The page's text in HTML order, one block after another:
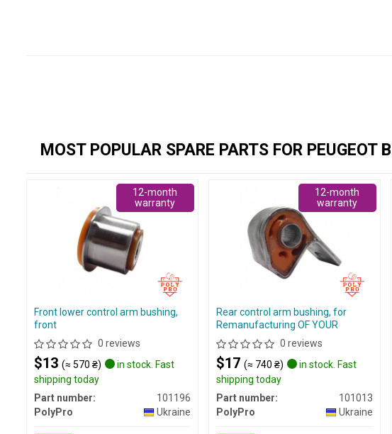
MOST POPULAR SPARE PARTS FOR PEUGEOT
Front lower control arm bushing,
front
0 reviews
$13 (≈ 570 ₴)
in stock. Fast
shipping today
Part number:
101196
PolyPro
Ukraine
12-month
warranty
Rear control arm bushing, for
Remanufacturing OF YOUR
0 reviews
$17 (≈ 740 ₴)
in stock. Fast
shipping today
Part number:
101013
PolyPro
Ukraine
12-month
warranty